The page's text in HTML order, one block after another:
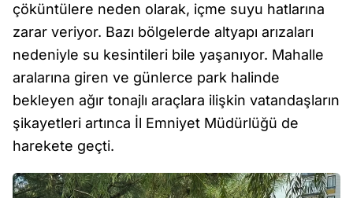
çöküntülere neden olarak, içme suyu hatlarına
zarar veriyor. Bazı bölgelerde altyapı arızaları
nedeniyle su kesintileri bile yaşanıyor. Mahalle
aralarına giren ve günlerce park halinde
bekleyen ağır tonajlı araçlara ilişkin vatandaşların
şikayetleri artınca İl Emniyet Müdürlüğü de
harekete geçti.